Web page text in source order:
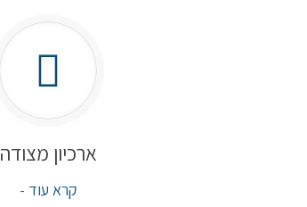
ארכיון מצודה
קרא עוד -